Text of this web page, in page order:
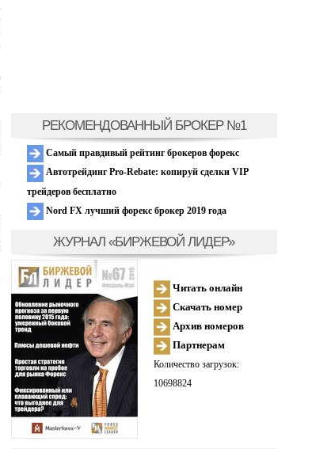
РЕКОМЕНДОВАННЫЙ БРОКЕР №1
Самый правдивый рейтинг брокеров форекс
Автотрейдинг Pro-Rebate: копируй сделки VIP
трейдеров бесплатно
Nord FX лучший форекс брокер 2019 года
ЖУРНАЛ «БИРЖЕВОЙ ЛИДЕР»
Читать онлайн
Скачать номер
Архив номеров
Партнерам
Количество загрузок:
10698824